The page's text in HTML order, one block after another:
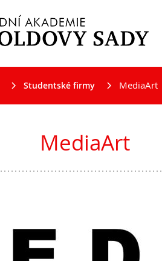
Studentské firmy MediaArt
MediaArt